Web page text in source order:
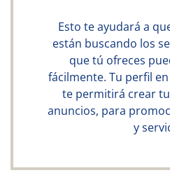
Esto te ayudará a
están buscando los
que tú ofreces
fácilmente. Tu perfil
te permitirá crear
anuncios, para
y